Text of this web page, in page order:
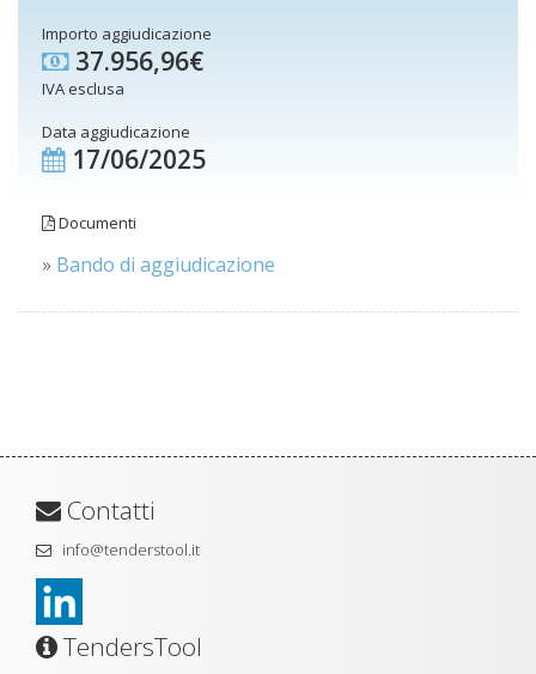
Importo aggiudicazione
37.956,96€
IVA esclusa
Data aggiudicazione
17/06/2025
Documenti
» Bando di aggiudicazione
Contatti
info@tenderstool.it
TendersTool